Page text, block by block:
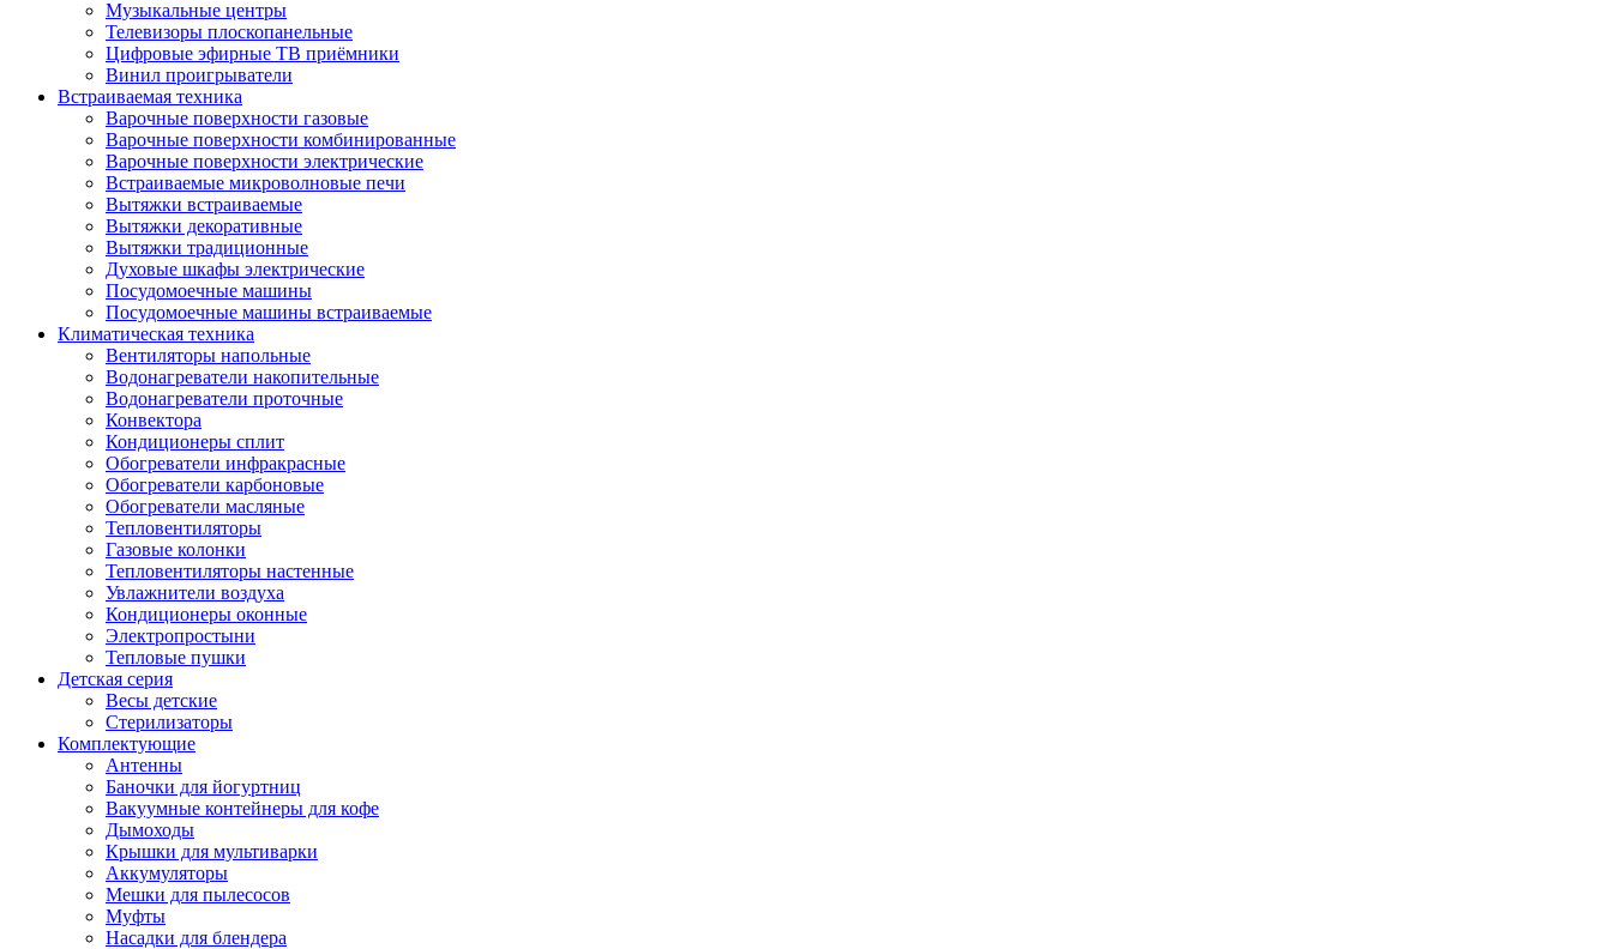
Музыкальные центры
Телевизоры плоскопанельные
Цифровые эфирные ТВ приёмники
Винил проигрыватели
Встраиваемая техника
Варочные поверхности газовые
Варочные поверхности комбинированные
Варочные поверхности электрические
Встраиваемые микроволновые печи
Вытяжки встраиваемые
Вытяжки декоративные
Вытяжки традиционные
Духовые шкафы электрические
Посудомоечные машины
Посудомоечные машины встраиваемые
Климатическая техника
Вентиляторы напольные
Водонагреватели накопительные
Водонагреватели проточные
Конвектора
Кондиционеры сплит
Обогреватели инфракрасные
Обогреватели карбоновые
Обогреватели масляные
Тепловентиляторы
Газовые колонки
Тепловентиляторы настенные
Увлажнители воздуха
Кондиционеры оконные
Электропростыни
Тепловые пушки
Детская серия
Весы детские
Стерилизаторы
Комплектующие
Антенны
Баночки для йогуртниц
Вакуумные контейнеры для кофе
Дымоходы
Крышки для мультиварки
Аккумуляторы
Мешки для пылесосов
Муфты
Насадки для блендера